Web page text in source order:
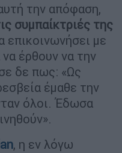
την απόφαση,
συμπαίκτριές της
επικοινωνήσει με
να έρθουν να την
δε πως: «Ως
έμαθε την
όλοι. Έδωσα
, η εν λόγω